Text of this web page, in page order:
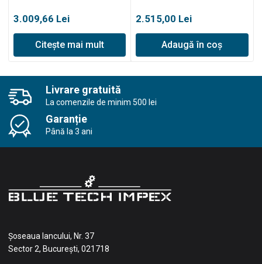
autopropulsată
3.009,66 Lei
Citește mai mult
autopropulsată
2.515,00 Lei
Adaugă în coș
Livrare gratuită
La comenzile de minim 500 lei
Garanție
Până la 3 ani
Șoseaua Iancului, Nr. 37
Sector 2, București, 021718